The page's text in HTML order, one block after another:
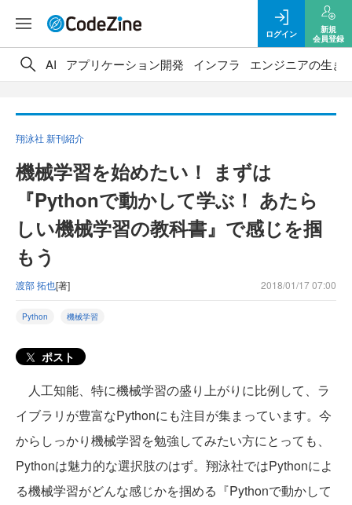
ログイン
新規
会員登録
AI アプリケーション開発 インフラ エンジニアの生き
翔泳社 新刊紹介
機械学習を始めたい！ まずは
『Pythonで動かして学ぶ！ あたら
しい機械学習の教科書』で感じを掴
もう
渡部 拓也[著] 2018/01/17 07:00
Python 機械学習
ポスト
人工知能、特に機械学習の盛り上がりに比例して、ラ
イブラリが豊富なPythonにも注目が集まっています。今
からしっかり機械学習を勉強してみたい方にとっても、
Pythonは魅力的な選択肢のはず。翔泳社ではPythonによ
る機械学習がどんな感じかを掴める『Pythonで動かして